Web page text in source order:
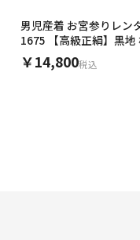
男児産着 お宮参りレン
1675 【高級正絹】黒地
繍 鷹
￥14,800税込